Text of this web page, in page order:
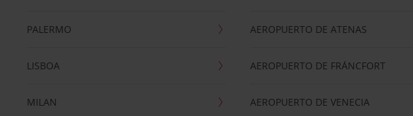
PALERMO
LISBOA
MILAN
AEROPUERTO DE ATENAS
AEROPUERTO DE FRÁNCFORT
AEROPUERTO DE VENECIA